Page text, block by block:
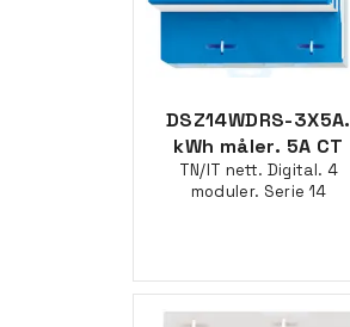
DSZ14WDRS-3X5A.
kWh måler. 5A CT
TN/IT nett. Digital. 4
moduler. Serie 14